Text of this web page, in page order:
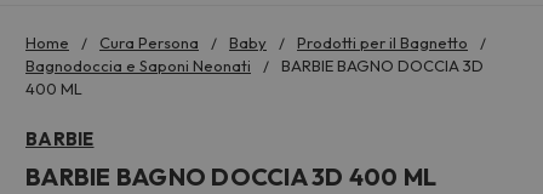
Home Cura Persona Baby
Prodotti per il Bagnetto
Bagnodoccia e Saponi Neonati
BARBIE BAGNO DOCCIA 3D
400 ML
BARBIE
BARBIE BAGNO DOCCIA 3D 400 ML